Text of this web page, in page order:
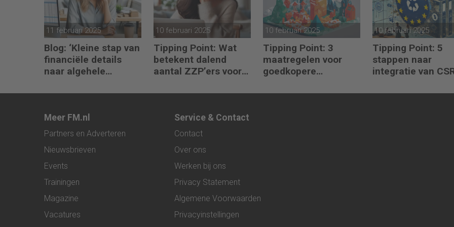
11 februari 2025
Blog: ‘Kleine stap van
financiële details
naar algehele
10 februari 2025
Tipping Point: Wat
betekent dalend
aantal ZZP’ers voor
10 februari 2025
Tipping Point: 3
maatregelen voor
goedkopere
verduurzamen)
10 februari 2025
Tipping Point: 5
stappen naar
integratie van
Taxonomie
Meer FM.nl
Partners en Adverteren
Nieuwsbrieven
Events
Trainingen
Magazine
Vacatures
Service & Contact
Contact
Over ons
Werken bij ons
Privacy Statement
Algemene Voorwaarden
Privacyinstellingen